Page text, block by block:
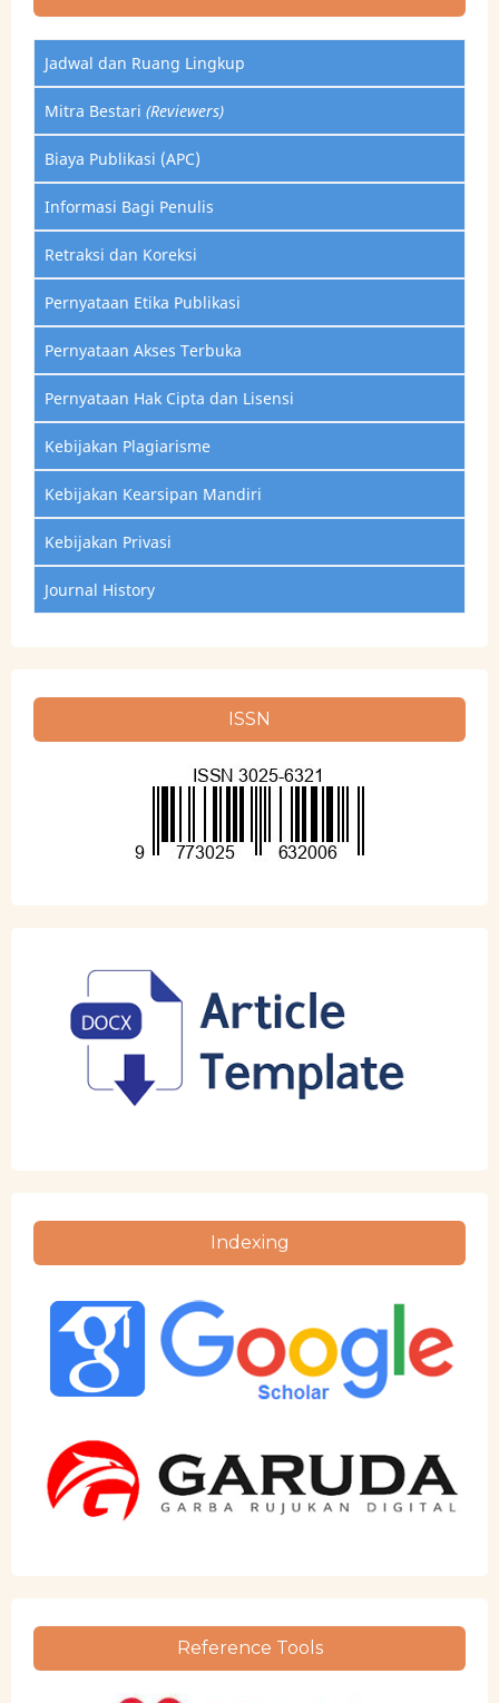
Jadwal dan Ruang Lingkup
Mitra Bestari (Reviewers)
Biaya Publikasi (APC)
Informasi Bagi Penulis
Retraksi dan Koreksi
Pernyataan Etika Publikasi
Pernyataan Akses Terbuka
Pernyataan Hak Cipta dan Lisensi
Kebijakan Plagiarisme
Kebijakan Kearsipan Mandiri
Kebijakan Privasi
Journal History
ISSN
Indexing
Reference Tools